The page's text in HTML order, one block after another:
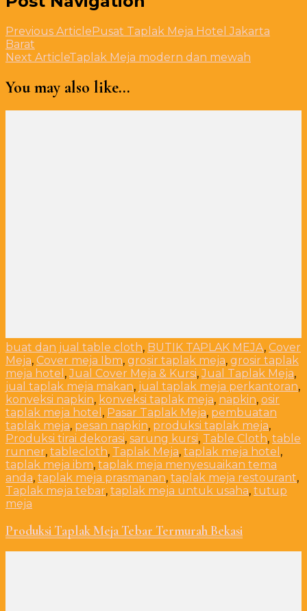
Previous ArticlePusat Taplak Meja Hotel Jakarta
Barat
Next ArticleTaplak Meja modern dan mewah
You may also like...
buat dan jual table cloth, BUTIK TAPLAK MEJA, Cover
Meja, Cover meja Ibm, grosir taplak meja, grosir taplak
meja hotel ,Jual Cover Meja & Kursi,Jual Taplak Meja,
jual taplak meja makan, jual taplak meja perkantoran,
konveksi napkin, konveksi taplak meja, napkin, osir
taplak meja hotel , Pasar Taplak Meja, pembuatan
taplak meja, pesan napkin, produksi taplak meja,
Produksi tirai dekorasi, sarung kursi, Table Cloth, table
runner, tablecloth, Taplak Meja, taplak meja hotel ,
taplak meja ibm, taplak meja menyesuaikan tema
anda, taplak meja prasmanan, taplak meja restourant,
Taplak meja tebar, taplak meja untuk usaha, tutup
meja
Produksi Taplak Meja Tebar Termurah Bekasi